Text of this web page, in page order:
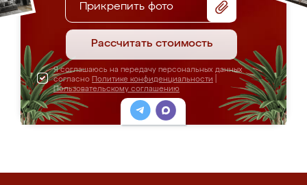
Прикрепить фото
Рассчитать стоимость
Я соглашаюсь на передачу персональных данных
согласно Политике конфиденциальности
Пользовательскому соглашению